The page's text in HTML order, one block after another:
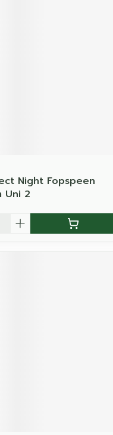
Night Fopspeen
Uni 2